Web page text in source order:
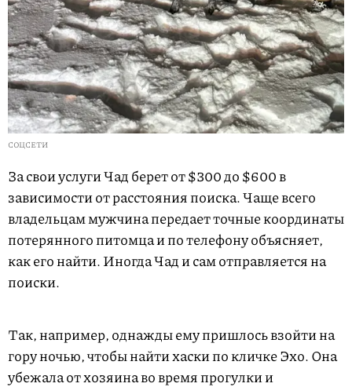
СОЦСЕТИ
За свои услуги Чад берет от $300 до $600 в
зависимости от расстояния поиска. Чаще всего
владельцам мужчина передает точные координаты
потерянного питомца и по телефону объясняет,
как его найти. Иногда Чад и сам отправляется на
поиски.
t
e
d
4
7
2
7
Так, например, однажды ему пришлось взойти на
гору ночью, чтобы найти хаски по кличке Эхо. Она
убежала от хозяина во время прогулки и